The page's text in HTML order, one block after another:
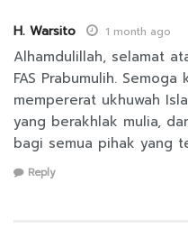
H. Warsito 1 month ago
Alhamdulillah, selamat
FAS Prabumulih.
mempererat ukhuwah
yang berakhlak mulia,
bagi semua pihak yang
Reply